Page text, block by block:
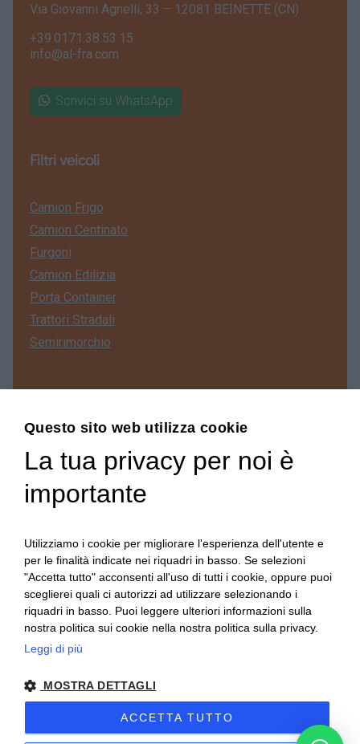
Via Giovanni Agnelli, 33 – 12081 BEINETTE (CN)
+39.0171.38.53.15
info@al-fra.com
Scrivici su WhatsApp
Filtri veicoli
Camion Frigo
Camion Centinato
Furgoni
Camion Edilizia
Porta Container
Trattori Stradali
Semirimorchio
Menu
USATO
Chi siamo
News
Contatti
Al-fra | 2025 | Partita IVA: 03668210044 –
Privacy & Cookies Policy
Questo sito web utilizza cookie
La tua privacy per noi è
importante
Utilizziamo i cookie per migliorare l'esperienza dell'utente e
per le finalità indicate nei riquadri in basso. Se selezioni
"Accetta tutto" acconsenti all'uso di tutti i cookie, oppure puoi
sceglierei quali ci autorizzi ad utilizzare selezionando i
riquadri in basso. Puoi leggere ulteriori informazioni sulla
nostra politica sui cookie nella nostra politica sulla privacy.
Leggi di più
MOSTRA DETTAGLI
ACCETTA TUTTO